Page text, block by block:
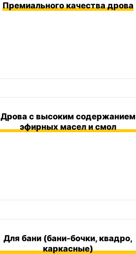
Премиального качества дрова
Дрова с высоким содержанием
эфирных масел и смол
Для бани (бани-бочки, квадро,
каркасные)